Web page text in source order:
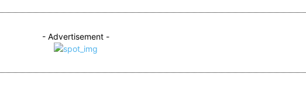
- Advertisement -